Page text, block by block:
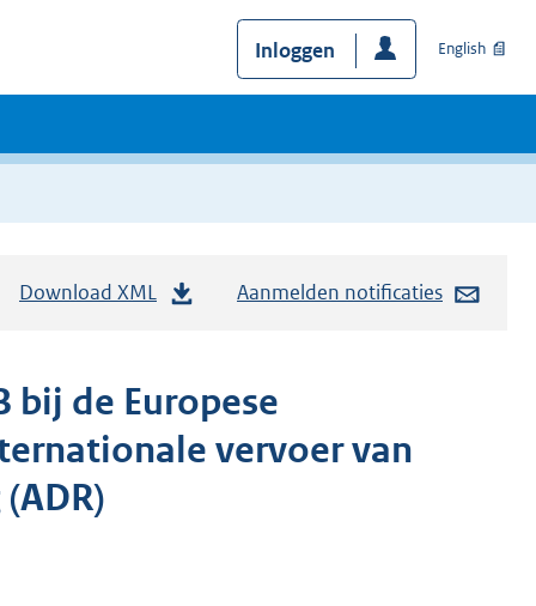
Inloggen English
Download XML Aanmelden notificaties
bij de Europese
vervoer van